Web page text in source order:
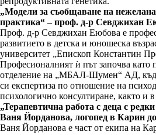
„Модели за съобщаване на
практика“ – проф. д-р Севджихан
Проф. д-р Севджихан Еюбова е
развитието в детска и юношеска
университет „Епископ Константин
Професионалният ѝ път започва като
отделение на „МБАЛ-Шумен“ АД,
си експертиза по отношение на
психологично консултиране, както и
„Терапевтична работа с деца с
Ваня Йорданова, логопед в Карин
Ваня Йорданова е част от екипа на